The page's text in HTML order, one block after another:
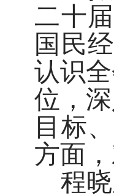
二十
国民
认识
位，
目标
方面
程